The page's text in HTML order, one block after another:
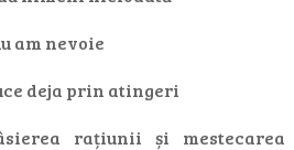
am nevoie
deja prin atingeri
rațiunii și mestecarea